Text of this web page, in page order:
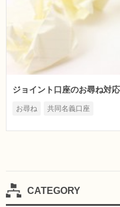
ジョイント口座のお尋ね対
お尋ね 共同名義口座
CATEGORY